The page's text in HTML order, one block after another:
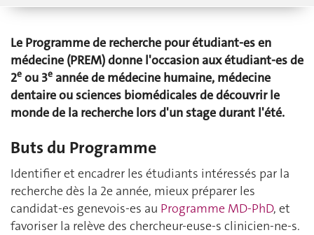
Le Programme de recherche pour étudiant-es en
médecine (PREM) donne l'occasion aux étudiant-es de
2e ou 3e année de médecine humaine, médecine
dentaire ou sciences biomédicales de découvrir le
monde de la recherche lors d'un stage durant l'été.
Buts du Programme
Identifier et encadrer les étudiants intéressés par la
recherche dès la 2e année, mieux préparer les
candidat-es genevois-es au Programme MD-PhD, et
favoriser la relève des chercheur-euse-s clinicien-ne-s.